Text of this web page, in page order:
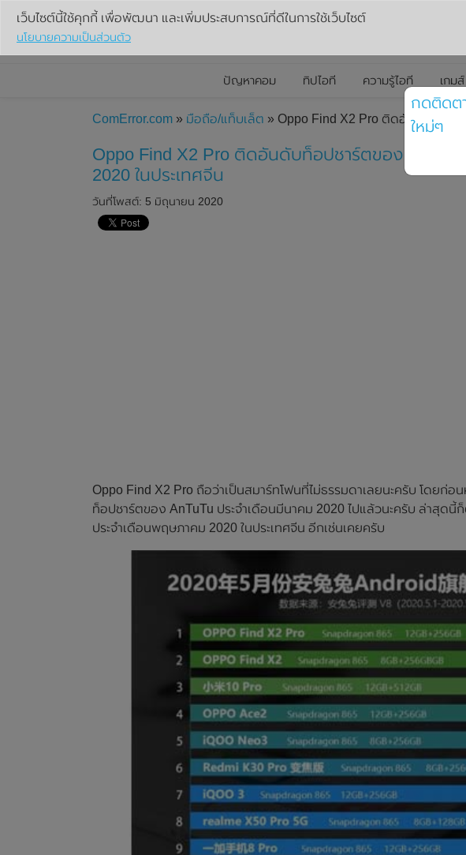
ปัญหาคอม ทิปไอที ความรู้ไอที เกมส์
ComError.com » มือถือ/แท็บเล็ต » Oppo Find X2 Pro ติดอันดับท็อปช
Oppo Find X2 Pro ติดอันดับท็อปชาร์ตของ
2020 ในประเทศจีน
วันที่โพสต์: 5 มิถุนายน 2020
Oppo Find X2 Pro ถือว่าเป็นสมาร์ทโฟนที่ไม่ธรรมดาเลยนะครับ โดยก่
ท็อปชาร์ตของ AnTuTu ประจำเดือนมีนาคม 2020 ไปแล้วนะครับ ล่าสุด
ประจำเดือนพฤษภาคม 2020 ในประเทศจีน อีกเช่นเคยครับ
เว็บไซต์นี้ใช้คุกกี้ เพื่อพัฒนา และเพิ่มประสบการณ์ที่ดีในการใช้เว็บไซต์
นโยบายความเป็นส่วนตัว
กดติดต
ใหม่ๆ